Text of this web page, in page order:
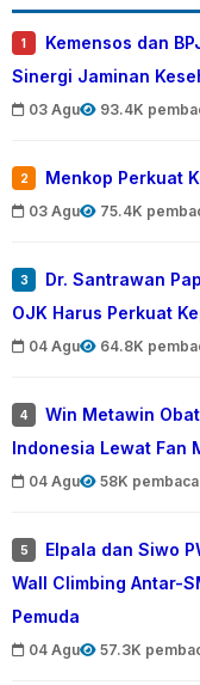
1
Kemensos dan
Sinergi Jaminan
03 Agu 93.4K
2 Menkop Perkuat
03 Agu 75.4K
3
Dr. Santrawan
OJK Harus Perkuat
04 Agu 64.8K
4
Win Metawin
Indonesia Lewat Fan
04 Agu 58K pembaca
5
Elpala dan Siwo
Wall Climbing Antar-
Pemuda
04 Agu 57.3K